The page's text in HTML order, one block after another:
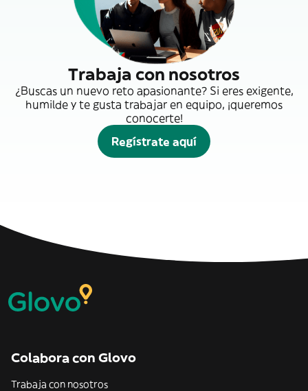
Trabaja con nosotros
¿Buscas un nuevo reto apasionante? Si eres exigente,
humilde y te gusta trabajar en equipo, ¡queremos
conocerte!
Regístrate aquí
Colabora con Glovo
Trabaja con nosotros